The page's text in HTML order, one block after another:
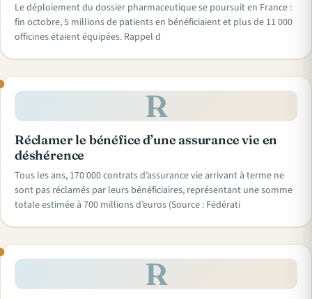
Le déploiement du dossier pharmaceutique se poursuit en France :
fin octobre, 5 millions de patients en bénéficiaient et plus de 11 000
officines étaient équipées. Rappel d
R
Réclamer le bénéfice d’une assurance vie en
déshérence
Tous les ans, 170 000 contrats d’assurance vie arrivant à terme ne
sont pas réclamés par leurs bénéficiaires, représentant une somme
totale estimée à 700 millions d’euros (Source : Fédérati
R